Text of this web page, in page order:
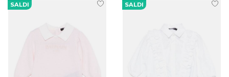
SALDI SALDI